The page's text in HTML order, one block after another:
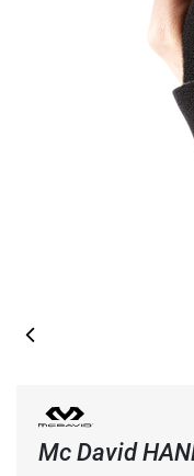
Mc David